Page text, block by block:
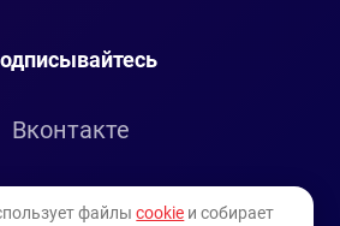
Вконтакте
Telegram
файлыcookie и собирает